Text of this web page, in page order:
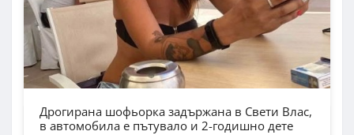
Дрогирана шофьорка задържана в Свети Влас,
в автомобила е пътувало и 2-годишно дете